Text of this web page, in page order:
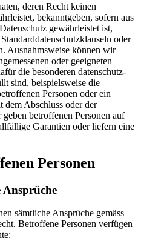
deren Recht keinen
bekanntgeben, sofern aus
gewährleistet ist,
oder
Ausnahmsweise können wir
oder geeigneten
die besonderen datenschutz­
sind, beispielsweise die
Personen oder ein
dem Abschluss oder der
betroffenen Personen auf
Garantien oder liefern eine
Personen
Ansprüche
sämtliche Ansprüche gemäss
Betroffene Personen verfügen